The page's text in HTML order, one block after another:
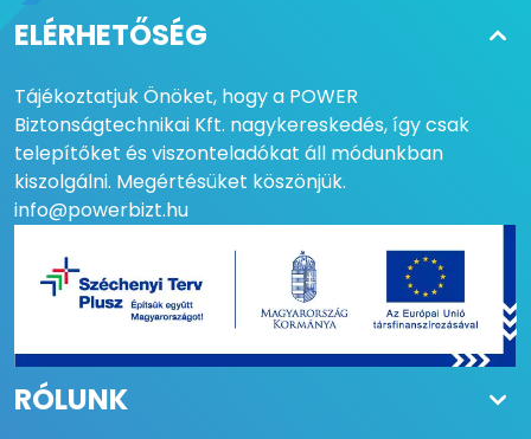
ELÉRHETŐSÉG
Tájékoztatjuk Önöket, hogy a POWER
Biztonságtechnikai Kft. nagykereskedés, így csak
telepítőket és viszonteladókat áll módunkban
kiszolgálni. Megértésüket köszönjük.
info@powerbizt.hu
RÓLUNK